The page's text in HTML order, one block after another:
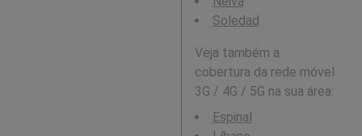
Soledad
Veja também a
cobertura da rede móvel
3G / 4G / 5G na sua área:
Espinal